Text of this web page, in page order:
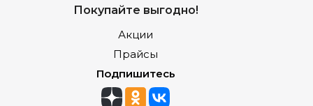
Покупайте выгодно!
Акции
Прайсы
Подпишитесь